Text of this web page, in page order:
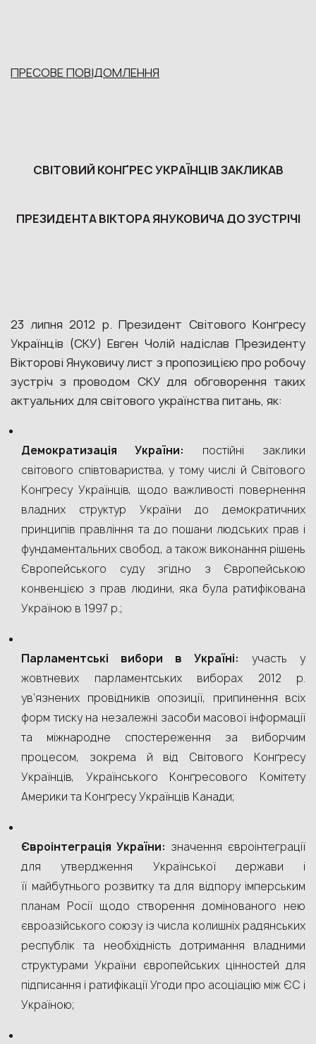
ПРЕСОВЕ ПОВІДОМЛЕННЯ
СВІТОВИЙ КОНҐРЕС УКРАЇНЦІВ ЗАКЛИКАВ
ПРЕЗИДЕНТА ВІКТОРА ЯНУКОВИЧА ДО ЗУСТРІЧІ
23 липня 2012 р. Президент Світового Конґресу
Українців (СКУ) Евген Чолій надіслав Президенту
Вікторові Януковичу лист з пропозицією про робочу
зустріч з проводом СКУ для обговорення таких
актуальних для світового українства питань, як:
Демократизація України: постійні заклики
світового співтовариства, у тому числі й Світового
Конґресу Українців, щодо важливості повернення
владних структур України до демократичних
принципів правління та до пошани людських прав і
фундаментальних свобод, а також виконання рішень
Європейського суду згідно з Європейською
конвенцією з прав людини, яка була ратифікована
Україною в 1997 р.;
Парламентські вибори в Україні: участь у
жовтневих парламентських виборах 2012 р.
ув’язнених провідників опозиції, припинення всіх
форм тиску на незалежні засоби масової інформації
та міжнародне спостереження за виборчим
процесом, зокрема й від Світового Конґресу
Українців, Українського Конґресового Комітету
Америки та Конґресу Українців Канади;
Євроінтеграція України: значення євроінтеграції
для утвердження Української держави і
її майбутнього розвитку та для відпору імперським
планам Росії щодо створення домінованого нею
євроазійського союзу із числа колишніх радянських
республік та необхідність дотримання владними
структурами України європейських цінностей для
підписання і ратифікації Угоди про асоціацію між ЄС і
Україною;